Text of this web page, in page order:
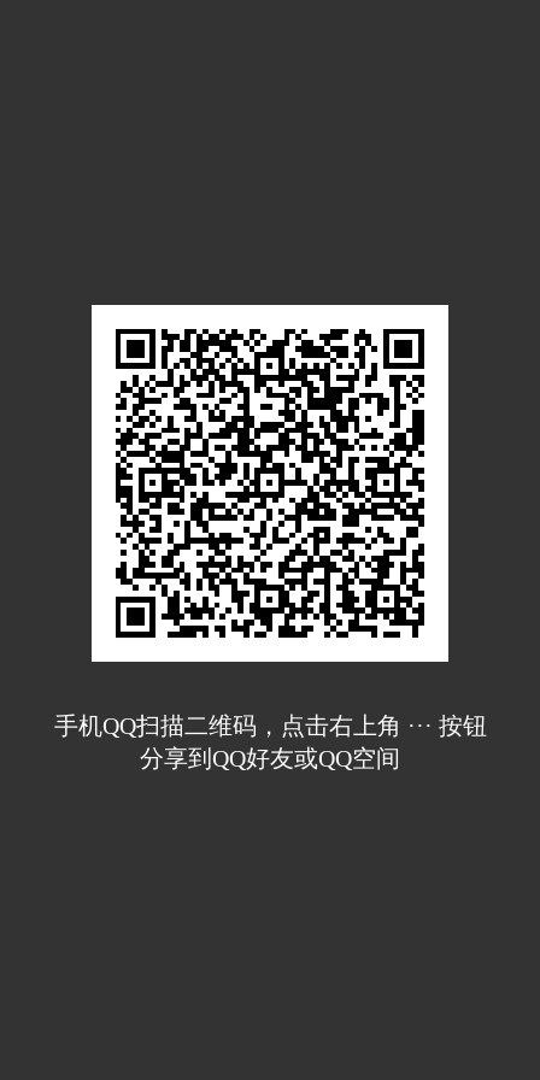
手机QQ扫描二维码，点击右上角 ··· 按钮
分享到QQ好友或QQ空间